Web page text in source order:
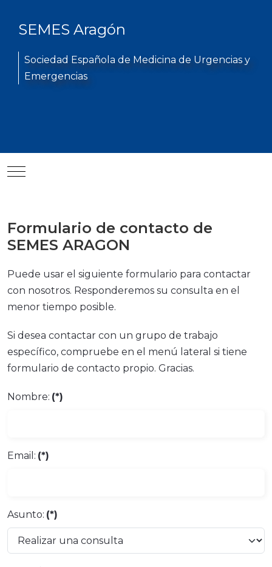
SEMES Aragón
Sociedad Española de Medicina de Urgencias y
Emergencias
Mobile Menu Toggle
Formulario de contacto de
SEMES ARAGON
Puede usar el siguiente formulario para contactar
con nosotros. Responderemos su consulta en el
menor tiempo posible.
Si desea contactar con un grupo de trabajo
específico, compruebe en el menú lateral si tiene
formulario de contacto propio. Gracias.
Nombre: (*)
Email: (*)
Asunto: (*)